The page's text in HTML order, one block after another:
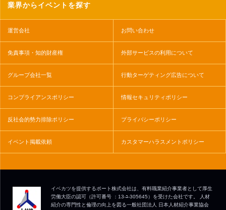
業界からイベントを探す
運営会社 お問い合わせ
免責事項・知的財産権 外部サービスの利用について
グループ会社一覧 行動ターゲティング広告について
コンプライアンスポリシー 情報セキュリティポリシー
反社会的勢力排除ポリシー プライバシーポリシー
イベント掲載依頼 カスタマーハラスメントポリシー